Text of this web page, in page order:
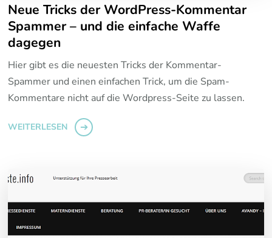
Neue Tricks der WordPress-Kommentar
Spammer – und die einfache Waffe
dagegen
Hier gibt es die neuesten Tricks der Kommentar-
Spammer und einen einfachen Trick, um die Spam-
Kommentare nicht auf die Wordpress-Seite zu lassen.
WEITERLESEN